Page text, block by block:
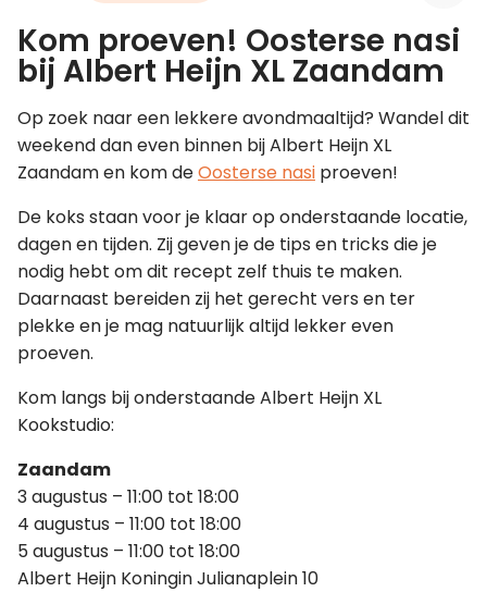
Leer koken als een chef
Kooktips & blogs
Kom proeven! Oosterse nasi
bij Albert Heijn XL Zaandam
Op zoek naar een lekkere avondmaaltijd? Wandel dit
weekend dan even binnen bij Albert Heijn XL
Zaandam en kom deOosterse nasi proeven!
De koks staan voor je klaar op onderstaande locatie,
dagen en tijden. Zij geven je de tips en tricks die je
nodig hebt om dit recept zelf thuis te maken.
Daarnaast bereiden zij het gerecht vers en ter
plekke en je mag natuurlijk altijd lekker even
proeven.
Kom langs bij onderstaande Albert Heijn XL
Kookstudio:
Zaandam
3 augustus – 11:00 tot 18:00
4 augustus – 11:00 tot 18:00
5 augustus – 11:00 tot 18:00
Albert Heijn Koningin Julianaplein 10